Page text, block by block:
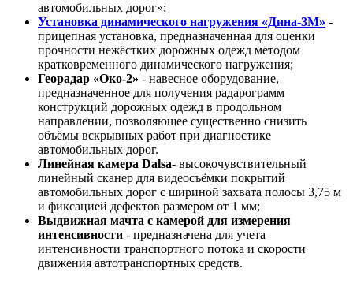
автомобильных дорог»;
Установка динамического нагружения «Дина-3М» -
прицепная установка, предназначенная для оценки
прочности нежёстких дорожных одежд методом
кратковременного динамического нагружения;
Георадар «Око-2» - навесное оборудование,
предназначенное для получения радарограмм
конструкций дорожных одежд в продольном
направлении, позволяющее существенно снизить
объёмы вскрывных работ при диагностике
автомобильных дорог.
Линейная камера Dalsa- высокочувствительный
линейный сканер для видеосъёмки покрытий
автомобильных дорог с шириной захвата полосы 3,75 м
и фиксацией дефектов размером от 1 мм;
Выдвижная мачта с камерой для измерения
интенсивности - предназначена для учета
интенсивности транспортного потока и скорости
движения автотранспортных средств.